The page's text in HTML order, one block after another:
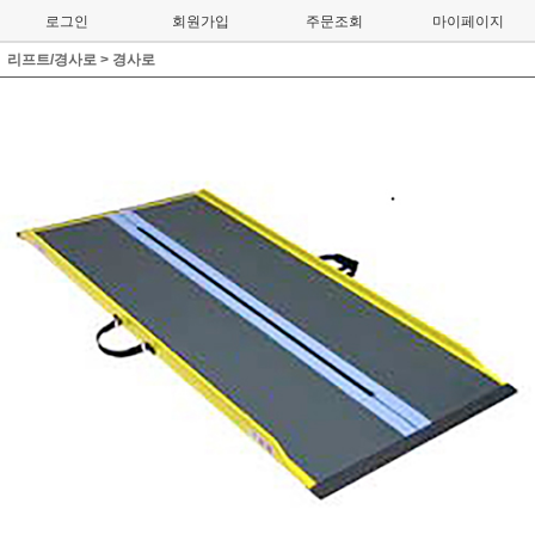
로그인 회원가입 주문조회 마이페이지
리프트/경사로 > 경사로